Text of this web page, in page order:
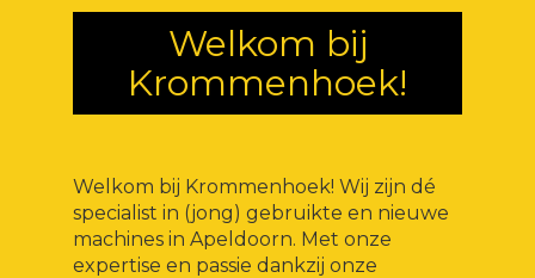
Welkom bij
Krommenhoek!
Welkom bij Krommenhoek! Wij zijn dé
specialist in (jong) gebruikte en nieuwe
machines in Apeldoorn. Met onze
expertise en passie dankzij onze